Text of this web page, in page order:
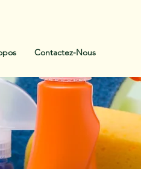
Contactez-Nous